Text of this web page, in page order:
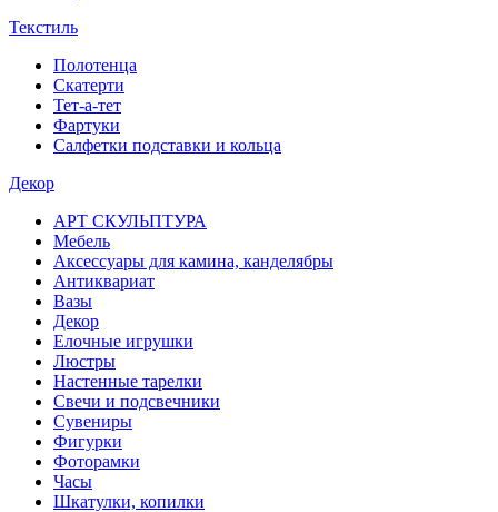
Текстиль
Полотенца
Скатерти
Тет-а-тет
Фартуки
Салфетки подставки и кольца
Декор
АРТ СКУЛЬПТУРА
Мебель
Аксессуары для камина, канделябры
Антиквариат
Вазы
Декор
Елочные игрушки
Люстры
Настенные тарелки
Свечи и подсвечники
Сувениры
Фигурки
Фоторамки
Часы
Шкатулки, копилки